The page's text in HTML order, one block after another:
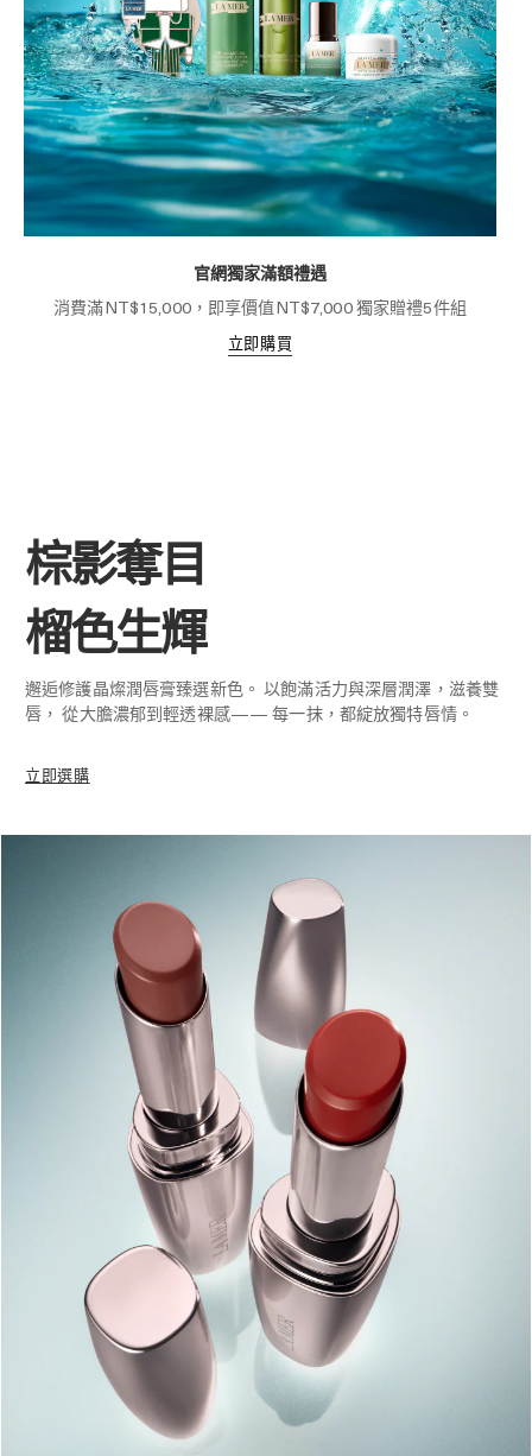
官網獨家滿額禮遇
消費滿NT$15,000，即享價值NT$7,000 獨家贈禮5件組
立即購買
棕影奪目
榴色生輝
邂逅修護晶燦潤唇膏臻選新色。 以飽滿活力與深層潤澤，滋養雙
唇， 從大膽濃郁到輕透裸感—— 每一抹，都綻放獨特唇情。
立即選購